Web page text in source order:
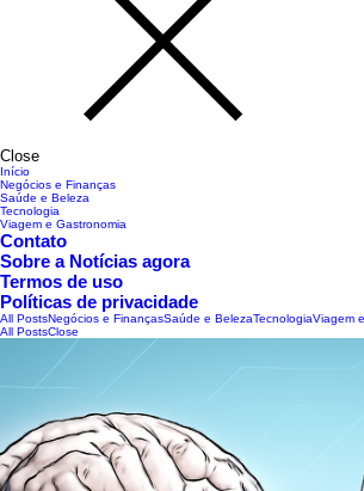
Close
Início
Negócios e Finanças
Saúde e Beleza
Tecnologia
Viagem e Gastronomia
Contato
Sobre a Notícias agora
Termos de uso
Políticas de privacidade
All PostsNegócios e FinançasSaúde e BelezaTecnologiaViagem
All PostsClose